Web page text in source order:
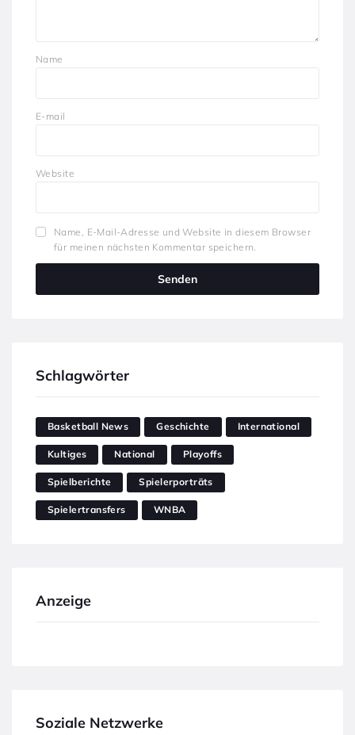
Name
E-mail
Website
Name, E-Mail-Adresse und Website in diesem Browser
für meinen nächsten Kommentar speichern.
Schlagwörter
Basketball News Geschichte International
Kultiges National Playoffs
Spielberichte Spielerporträts
Spielertransfers WNBA
Anzeige
Soziale Netzwerke